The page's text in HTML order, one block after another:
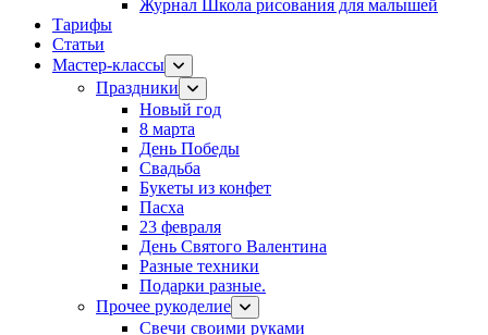
Журнал Школа рисования для малышей
Тарифы
Статьи
Мастер-классы
Праздники
Новый год
8 марта
День Победы
Свадьба
Букеты из конфет
Пасха
23 февраля
День Святого Валентина
Разные техники
Подарки разные.
Прочее рукоделие
Свечи своими руками